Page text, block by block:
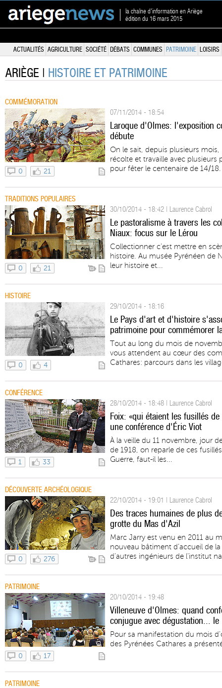
la chaîne d'information en Ariège
édition du 16 mars 2015
ACTUALITÉS AGRICULTURE SOCIÉTÉ DÉBATS COMMUNES PATRIMOINE LOISIRS
ARIÈGE | HISTOIRE ET PATRIMOINE
COMMÉMORATION
0 21
07/11/2014 - 18:54
Laroque d'Olmes: l'exposition
débute
On le sait, depuis plusieurs
récolte et travaille avec plusieurs
pour fêter le centenaire de 14/
TRADITIONS POPULAIRES
0 21
30/10/2014 - 18:42 | Laurence Cabrol
Le pastoralisme à travers les
Niaux: focus sur le Lérou
Collectionner c’est mettre en
histoire. Au musée Pyrénéen de
leur histoire et...
HISTOIRE
0 4
29/10/2014 - 18:16
Le Pays d'art et d'histoire
patrimoine pour commémorer
Tout au long du mois de
vous attendent au cœur des
Cathares: parcours dans les
CONFÉRENCE
1 33
28/10/2014 - 18:48 | Laurence Cabrol
Foix: «qui étaient les fusillés
une conférence d'Éric Viot
À la veille du 11 novembre, jour
de 1918, on reparle de ces
Guerre, faut-il les...
DÉCOUVERTE ARCHÉOLOGIQUE
0 276
22/10/2014 - 19:01 | Laurence Cabrol
Des traces humaines de plus
grotte du Mas d'Azil
Marc Jarry est venu en 2011 au
nouveau bâtiment d’accueil de
d’autres ingénieurs de l’institut
PATRIMOINE
0 17
20/10/2014 - 19:48
Villeneuve d'Olmes: quand
conjugue avec dégustation...
Pour sa manifestation du mois
des Pyrénées Cathares a
PATRIMOINE